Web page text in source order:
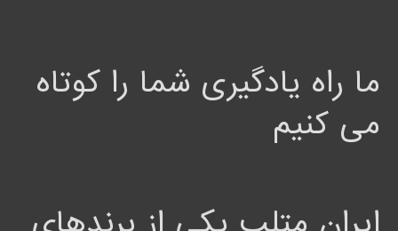
ما راه یادگیری شما را کوتاه
می کنیم